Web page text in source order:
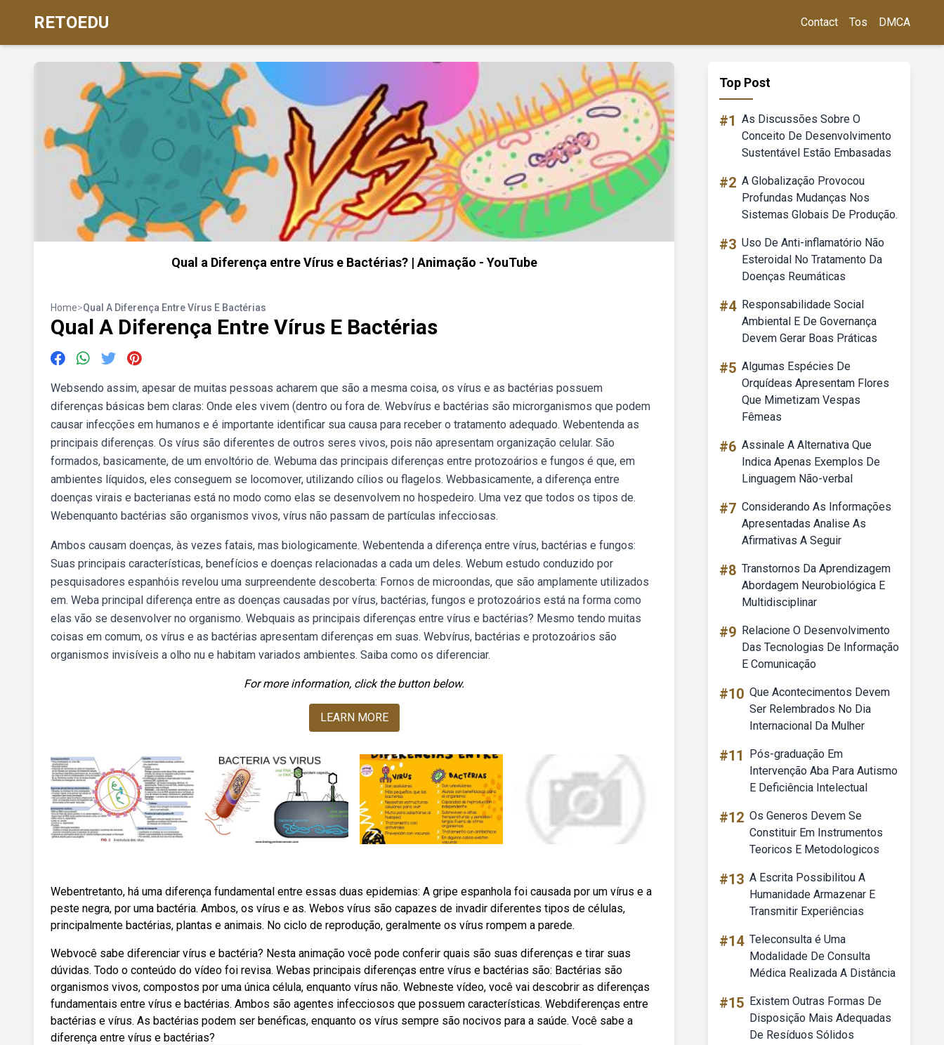
RETOEDU Contact Tos DMCA
Qual a Diferença entre Vírus e Bactérias? | Animação - YouTube
Home>Qual A Diferença Entre Vírus E Bactérias
Qual A Diferença Entre Vírus E Bactérias
Websendo assim, apesar de muitas pessoas acharem que são a mesma coisa, os vírus e as bactérias possuem
diferenças básicas bem claras: Onde eles vivem (dentro ou fora de. Webvírus e bactérias são microrganismos que podem
causar infecções em humanos e é importante identificar sua causa para receber o tratamento adequado. Webentenda as
principais diferenças. Os vírus são diferentes de outros seres vivos, pois não apresentam organização celular. São
formados, basicamente, de um envoltório de. Webuma das principais diferenças entre protozoários e fungos é que, em
ambientes líquidos, eles conseguem se locomover, utilizando cílios ou flagelos. Webbasicamente, a diferença entre
doenças virais e bacterianas está no modo como elas se desenvolvem no hospedeiro. Uma vez que todos os tipos de.
Webenquanto bactérias são organismos vivos, vírus não passam de partículas infecciosas.
Ambos causam doenças, às vezes fatais, mas biologicamente. Webentenda a diferença entre vírus, bactérias e fungos:
Suas principais características, benefícios e doenças relacionadas a cada um deles. Webum estudo conduzido por
pesquisadores espanhóis revelou uma surpreendente descoberta: Fornos de microondas, que são amplamente utilizados
em. Weba principal diferença entre as doenças causadas por vírus, bactérias, fungos e protozoários está na forma como
elas vão se desenvolver no organismo. Webquais as principais diferenças entre vírus e bactérias? Mesmo tendo muitas
coisas em comum, os vírus e as bactérias apresentam diferenças em suas. Webvírus, bactérias e protozoários são
organismos invisíveis a olho nu e habitam variados ambientes. Saiba como os diferenciar.
For more information, click the button below.
LEARN MORE
Webentretanto, há uma diferença fundamental entre essas duas epidemias: A gripe espanhola foi causada por um vírus e a
peste negra, por uma bactéria. Ambos, os vírus e as. Webos vírus são capazes de invadir diferentes tipos de células,
principalmente bactérias, plantas e animais. No ciclo de reprodução, geralmente os vírus rompem a parede.
Webvocê sabe diferenciar vírus e bactéria? Nesta animação você pode conferir quais são suas diferenças e tirar suas
dúvidas. Todo o conteúdo do vídeo foi revisa. Webas principais diferenças entre vírus e bactérias são: Bactérias são
organismos vivos, compostos por uma única célula, enquanto vírus não. Webneste vídeo, você vai descobrir as diferenças
fundamentais entre vírus e bactérias. Ambos são agentes infecciosos que possuem características. Webdiferenças entre
bactérias e vírus. As bactérias podem ser benéficas, enquanto os vírus sempre são nocivos para a saúde. Você sabe a
diferença entre vírus e bactérias?
Top Post
#1 As Discussões Sobre O
Conceito De Desenvolvimento
Sustentável Estão Embasadas
#2 A Globalização Provocou
Profundas Mudanças Nos
Sistemas Globais De Produção.
#3 Uso De Anti-inflamatório Não
Esteroidal No Tratamento Da
Doenças Reumáticas
#4 Responsabilidade Social
Ambiental E De Governança
Devem Gerar Boas Práticas
#5 Algumas Espécies De
Orquídeas Apresentam Flores
Que Mimetizam Vespas
Fêmeas
#6 Assinale A Alternativa Que
Indica Apenas Exemplos De
Linguagem Não-verbal
#7 Considerando As Informações
Apresentadas Analise As
Afirmativas A Seguir
#8 Transtornos Da Aprendizagem
Abordagem Neurobiológica E
Multidisciplinar
#9 Relacione O Desenvolvimento
Das Tecnologias De Informação
E Comunicação
#10 Que Acontecimentos Devem
Ser Relembrados No Dia
Internacional Da Mulher
#11
Pós-graduação Em
Intervenção Aba Para Autismo
E Deficiência Intelectual
#12 Os Generos Devem Se
Constituir Em Instrumentos
Teoricos E Metodologicos
#13 A Escrita Possibilitou A
Humanidade Armazenar E
Transmitir Experiências
#14 Teleconsulta é Uma
Modalidade De Consulta
Médica Realizada A Distância
#15 Existem Outras Formas De
Disposição Mais Adequadas
De Resíduos Sólidos